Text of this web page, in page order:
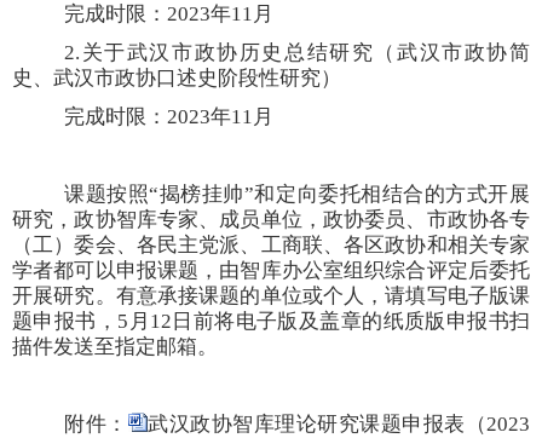
完成时限： 2023年11 月
2. 关于武汉市政协历史总结研究（武汉市政协简
史、武汉市政协口述史阶段性研究）
完成时限： 2023年11 月
课题按照“揭榜挂帅”和定向委托相结合的方式开展
研究，政协智库专家、成员单位，政协委员、市政协各专
（工）委会、各民主党派、工商联、各区政协和相关专家
学者都可以申报课题，由智库办公室组织综合评定后委托
开展研究。有意承接课题的单位或个人，请填写电子版课
题申报书， 5 月 12 日前将电子版及盖章的纸质版申报书扫
描件发送至指定邮箱。
附件：
武汉政协智库理论研究课题申报表（2023